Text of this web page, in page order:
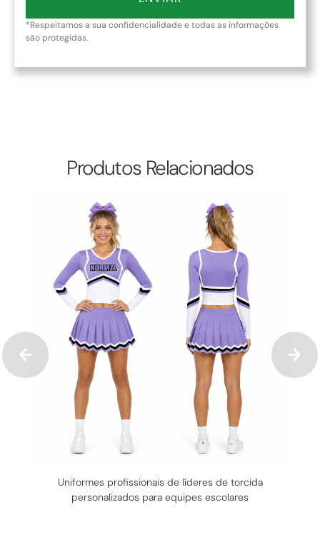
*Respeitamos a sua confidencialidade e todas as informações
são protegidas.
Produtos Relacionados
Uniformes profissionais de líderes de torcida
personalizados para equipes escolares